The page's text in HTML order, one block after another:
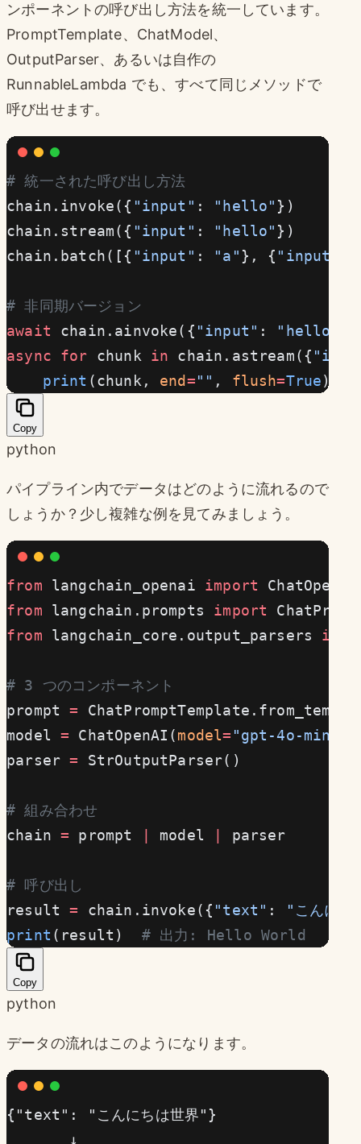
ンポーネントの呼び出し方法を統一しています。
PromptTemplate、ChatModel、
OutputParser、あるいは自作の
RunnableLambda でも、すべて同じメソッドで
呼び出せます。
# 統一された呼び出し方法
chain.invoke({ "input" : "hello"
chain.stream({ "input" : "hello"
chain.batch([{ "input" : "a" }, { "input"
# 非同期バージョン
await chain.ainvoke({ "input" : "hello"
async for chunk in chain.astream({
    print
(chunk, end="" , flush=True)
Copy
python
パイプライン内でデータはどのように流れるので
しょうか？少し複雑な例を見てみましょう。
from langchain_openai import ChatOpenAI
from langchain.prompts import
from langchain_core.output_parsers
# 3 つのコンポーネント
prompt =
model = ChatOpenAI(model= "gpt-4o-mini"
parser = StrOutputParser()
# 組み合わせ
chain = prompt model parser
# 呼び出し
result = chain.invoke({ "text" :
"こんにち
print (result) # 出力: Hello World
Copy
python
データの流れはこのようになります。
{"text": "こんにちは世界"}
       ↓